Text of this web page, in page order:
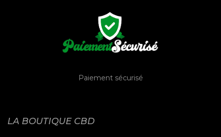
Paiement sécurisé
LA BOUTIQUE CBD